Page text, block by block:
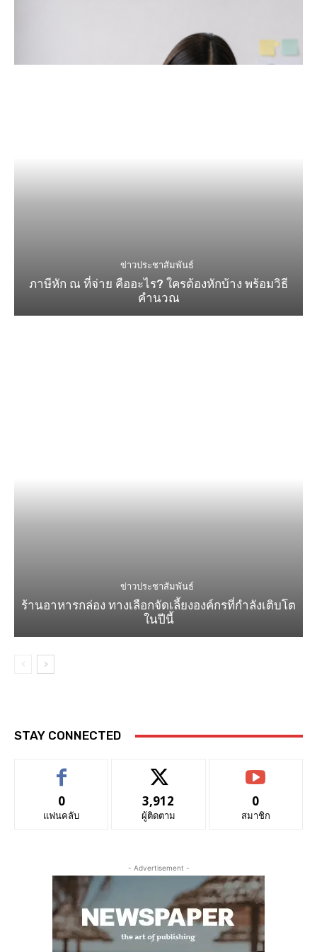
ข่าวประชาสัมพันธ์
ภาษีหัก ณ ที่จ่าย คืออะไร? ใครต้องหักบ้าง พร้อมวิธี
คำนวณ
ข่าวประชาสัมพันธ์
ร้านอาหารกล่อง ทางเลือกจัดเลี้ยงองค์กรที่กำลังเติบโต
ในปีนี้
STAY CONNECTED
0
แฟนคลับ
3,912
ผู้ติดตาม
0
สมาชิก
- Advertisement -